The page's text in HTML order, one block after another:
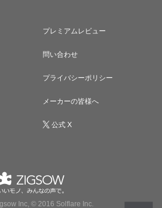
プレミアムレビュー
問い合わせ
プライバシーポリシー
メーカーの皆様へ
公式 X
Inc, © 2016 Solflare Inc.